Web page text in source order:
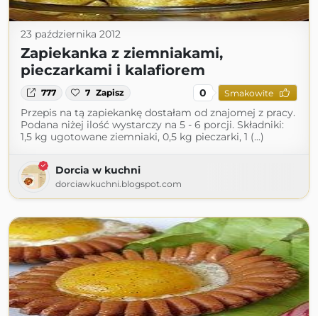
23 października 2012
Zapiekanka z ziemniakami,
pieczarkami i kalafiorem
777 7 Zapisz 0 Smakowite
Przepis na tą zapiekankę dostałam od znajomej z pracy.
Podana niżej ilość wystarczy na 5 - 6 porcji. Składniki:
1,5 kg ugotowane ziemniaki, 0,5 kg pieczarki, 1 (...)
Dorcia w kuchni
dorciawkuchni.blogspot.com